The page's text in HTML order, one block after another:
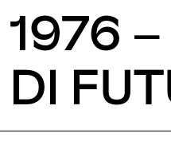
1976
DI